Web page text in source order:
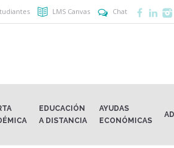
LMS Canvas Chat
EDUCACIÓN
A DISTANCIA
AYUDAS
ECONÓMICAS